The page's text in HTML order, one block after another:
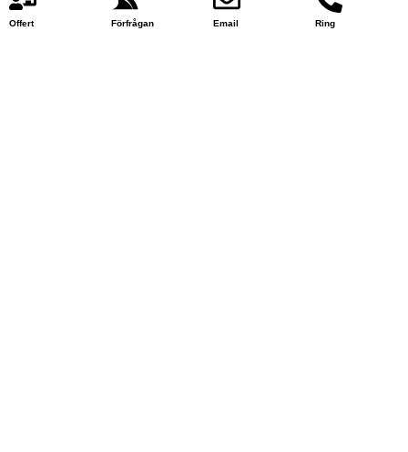
Kunskapsbas
Offert Förfrågan Email Ring
Acceptera Neka